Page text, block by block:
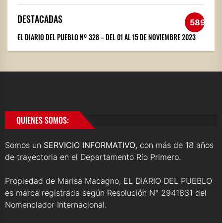
DESTACADAS 589
EL DIARIO DEL PUEBLO Nº 328 – DEL 01 AL 15 DE NOVIEMBRE 2023
QUIENES SOMOS:
Somos un SERVICIO INFORMATIVO, con más de 18 años
de trayectoria en el Departamento Río Primero.
Propiedad de Marisa Macagno, EL DIARIO DEL PUEBLO
es marca registrada según Resolución N° 2941831 del
Nomenclador Internacional.